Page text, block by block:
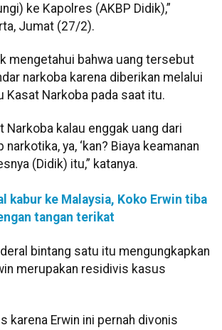
ke Kapolres (AKBP Didik),”
Jumat (27/2).
mengetahui bahwa uang tersebut
narkoba karena diberikan melalui
Kasat Narkoba pada saat itu.
Narkoba kalau enggak uang dari
ya, ‘kan? Biaya keamanan
(Didik) itu,” katanya.
kabur ke Malaysia, Koko Erwin tiba
tangan terikat
bintang satu itu mengungkapkan
merupakan residivis kasus
karena Erwin ini pernah divonis